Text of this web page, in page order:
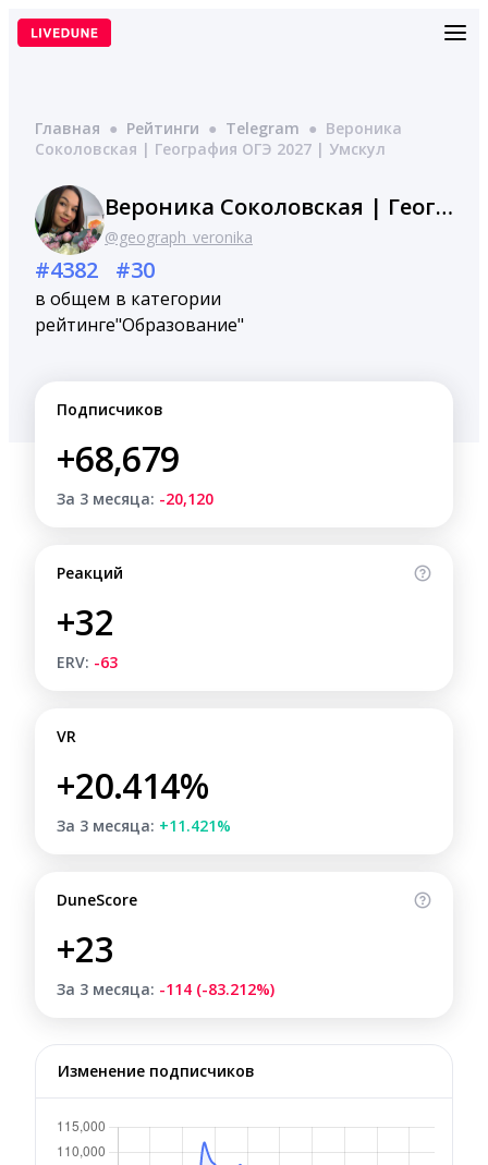
Перейти
Главная ● Рейтинги ● Telegram ● Вероника
Соколовская | География ОГЭ 2027 | Умскул
Вероника Соколовская | География ОГЭ 2027 | Умскул
@geograph_veronika
#4382
в общем
рейтинге
#30
в категории
"Образование"
Подписчиков
+68,679
За 3 месяца: -20,120
Реакций
+32
ERV: -63
VR
+20.414%
За 3 месяца: +11.421%
DuneScore
+23
За 3 месяца: -114 (-83.212%)
Изменение подписчиков